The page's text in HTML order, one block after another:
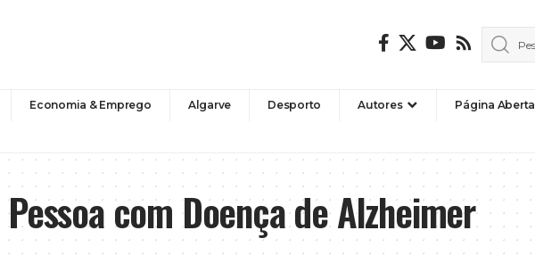
Economia & Emprego Algarve Desporto Autores Página Aberta
com Doença de Alzheimer